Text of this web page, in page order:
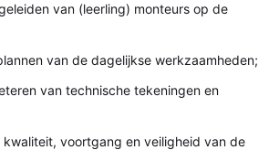
van (leerling) monteurs op de
van de dagelijkse werkzaamheden;
van technische tekeningen en
kwaliteit, voortgang en veiligheid van de